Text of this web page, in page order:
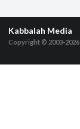
Kabbalah Media
Copyright © 2003-2026